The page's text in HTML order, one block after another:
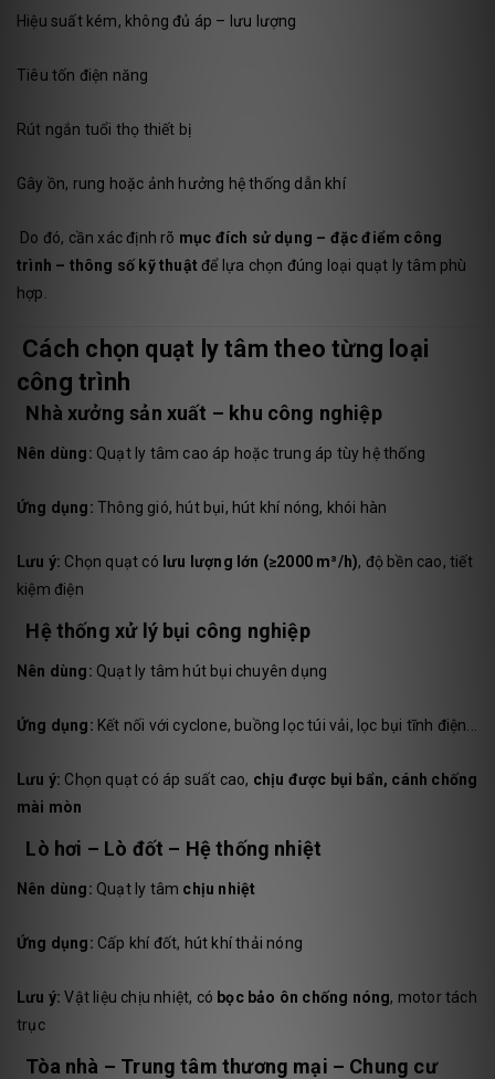
Hiệu suất kém, không đủ áp – lưu lượng
Tiêu tốn điện năng
Rút ngắn tuổi thọ thiết bị
Gây ồn, rung hoặc ảnh hưởng hệ thống dẫn khí
Do đó, cần xác định rõ mục đích sử dụng – đặc điểm công
trình – thông số kỹ thuậtđể lựa chọn đúng loại quạt ly tâm phù
hợp.
Cách chọn quạt ly tâm theo từng loại
công trình
Nhà xưởng sản xuất – khu công nghiệp
Nên dùng: Quạt ly tâm cao áp hoặc trung áp tùy hệ thống
Ứng dụng: Thông gió, hút bụi, hút khí nóng, khói hàn
Lưu ý: Chọn quạt có lưu lượng lớn (≥2000 m³/h), độ bền cao, tiết
kiệm điện
Hệ thống xử lý bụi công nghiệp
Nên dùng: Quạt ly tâm hút bụi chuyên dụng
Ứng dụng: Kết nối với cyclone, buồng lọc túi vải, lọc bụi tĩnh điện...
Lưu ý: Chọn quạt có áp suất cao, chịu được bụi bẩn, cánh chống
mài mòn
Lò hơi – Lò đốt – Hệ thống nhiệt
Nên dùng: Quạt ly tâm chịu nhiệt
Ứng dụng: Cấp khí đốt, hút khí thải nóng
Lưu ý: Vật liệu chịu nhiệt, có bọc bảo ôn chống nóng, motor tách
trục
Tòa nhà – Trung tâm thương mại – Chung cư